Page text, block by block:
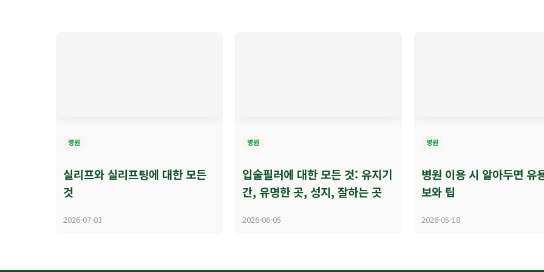
병원
실리프와 실리프팅에 대한 모든
것
2026-07-03
병원
입술필러에 대한 모든 것: 유지기
간, 유명한 곳, 성지, 잘하는 곳
2026-06-05
병원
병원 이용 시 알아두면 유
보와 팁
2026-05-18